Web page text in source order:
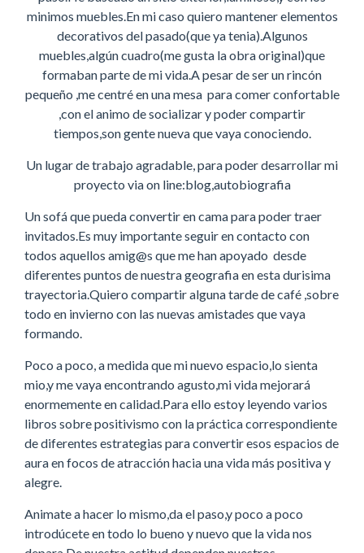
minimos muebles.En mi caso quiero mantener elementos
decorativos del pasado(que ya tenia).Algunos
muebles,algún cuadro(me gusta la obra original)que
formaban parte de mi vida.A pesar de ser un rincón
pequeño ,me centré en una mesa para comer confortable
,con el animo de socializar y poder compartir
tiempos,son gente nueva que vaya conociendo.
Un lugar de trabajo agradable, para poder desarrollar mi
proyecto via on line:blog,autobiografia
Un sofá que pueda convertir en cama para poder traer
invitados.Es muy importante seguir en contacto con
todos aquellos amig@s que me han apoyado desde
diferentes puntos de nuestra geografia en esta durisima
trayectoria.Quiero compartir alguna tarde de café ,sobre
todo en invierno con las nuevas amistades que vaya
formando.
Poco a poco, a medida que mi nuevo espacio,lo sienta
mio,y me vaya encontrando agusto,mi vida mejorará
enormemente en calidad.Para ello estoy leyendo varios
libros sobre positivismo con la práctica correspondiente
de diferentes estrategias para convertir esos espacios de
aura en focos de atracción hacia una vida más positiva y
alegre.
Animate a hacer lo mismo,da el paso,y poco a poco
introdúcete en todo lo bueno y nuevo que la vida nos